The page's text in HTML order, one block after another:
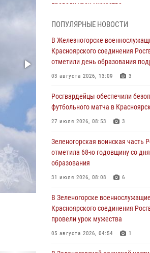
провели урок мужества
В Красноярске взрывотехники
спецподразделения Росгвардии
артиллерийский снаряд
05 августа 2026, 04:52 1
В Красноярске сотрудники
вневедомственной охраны
задержали подозреваемого в
04 августа 2026, 09:57
Сотрудники Росгвардии
общественный порядок во время
Дудинке
04 августа 2026, 08:36 1
В Красноярске сотрудники
супермаркета
ПОПУЛЯРНЫЕ НОВОСТИ
В Железногорске
Красноярского соединения
отметили день образования
03 августа 2026, 13:09 3
Росгвардейцы обеспечили
футбольного матча в
27 июля 2026, 08:53 3
Зеленогорская воинская часть
отметила 68-ю годовщину со дня
образования
31 июля 2026, 08:08 6
В Зеленогорске военнослужащие
Красноярского соединения
провели урок мужества
05 августа 2026, 04:54 1